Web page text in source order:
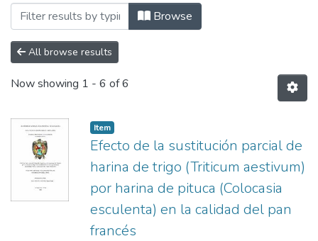
Browsing ESCUELA PROFESIONAL
Browse
All browse results
Now showing 1 - 6 of 6
Item
Efecto de la sustitución parcial de
harina de trigo (Triticum aestivum)
por harina de pituca (Colocasia
esculenta) en la calidad del pan
francés